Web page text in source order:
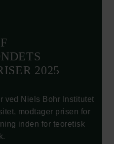
2025
ved Niels Bohr Institutet
modtager prisen for
inden for teoretisk
Museum